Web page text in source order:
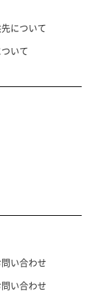
について
いて
い合わせ
い合わせ